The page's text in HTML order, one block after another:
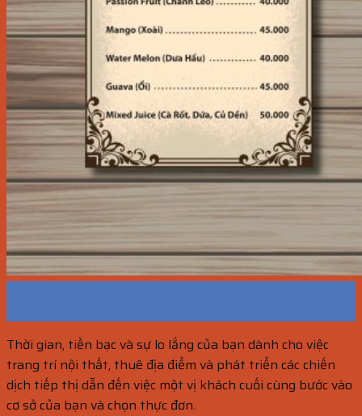
Thời gian, tiền bạc và sự lo lắng của bạn dành cho việc
trang trí nội thất, thuê địa điểm và phát triển các chiến
dịch tiếp thị dẫn đến việc một vị khách cuối cùng bước vào
cơ sở của bạn và chọn thực đơn.